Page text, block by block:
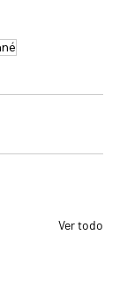
Ver todo